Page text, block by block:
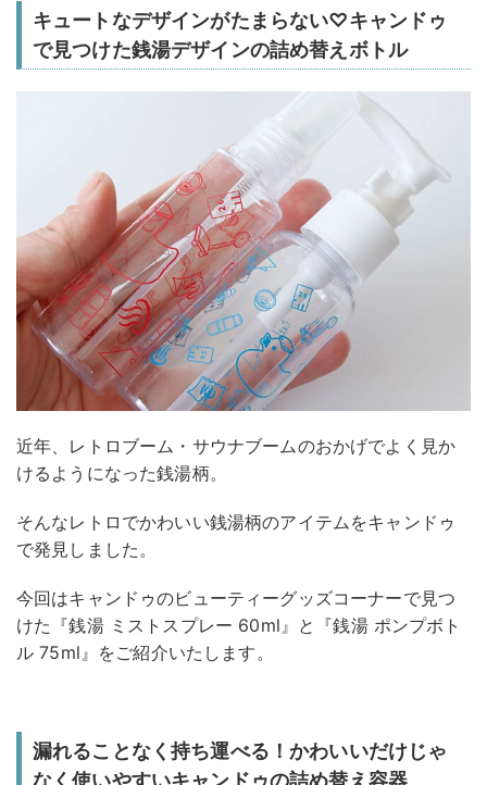
キュートなデザインがたまらない♡キャンドゥ
で見つけた銭湯デザインの詰め替えボトル
近年、レトロブーム・サウナブームのおかげでよく見か
けるようになった銭湯柄。
そんなレトロでかわいい銭湯柄のアイテムをキャンドゥ
で発見しました。
今回はキャンドゥのビューティーグッズコーナーで見つ
けた『銭湯 ミストスプレー 60ml』と『銭湯 ポンプボト
ル 75ml』をご紹介いたします。
漏れることなく持ち運べる！かわいいだけじゃ
なく使いやすいキャンドゥの詰め替え容器